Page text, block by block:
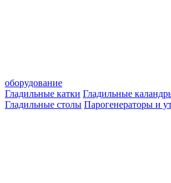
оборудование
Гладильные катки Гладильные
Гладильные столы Парогенераторы и